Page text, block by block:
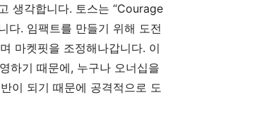
생각합니다. 토스는 “Courage
다. 임팩트를 만들기 위해 도전
마켓핏을 조정해나갑니다. 이
하기 때문에, 누구나 오너십을
이 되기 때문에 공격적으로 도